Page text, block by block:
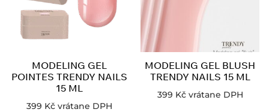
MODELING GEL
POINTES TRENDY NAILS
15 ML
399 Kč vrátane DPH
MODELING GEL BLUSH
TRENDY NAILS 15 ML
399 Kč vrátane DPH